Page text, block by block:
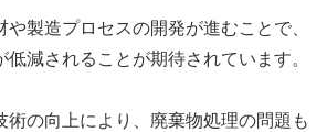
製造プロセスの開発が進むことで、
減されることが期待されています。
術の向上により、廃棄物処理の問題も